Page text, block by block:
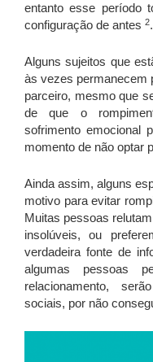
entanto esse período
configuração de antes 2.
Alguns sujeitos que
às vezes permanecem
parceiro, mesmo que
de que o
sofrimento emocional
momento de não optar
Ainda assim, alguns
motivo para evitar
Muitas pessoas
insolúveis, ou
verdadeira fonte de
algumas pessoas
relacionamento,
sociais, por não